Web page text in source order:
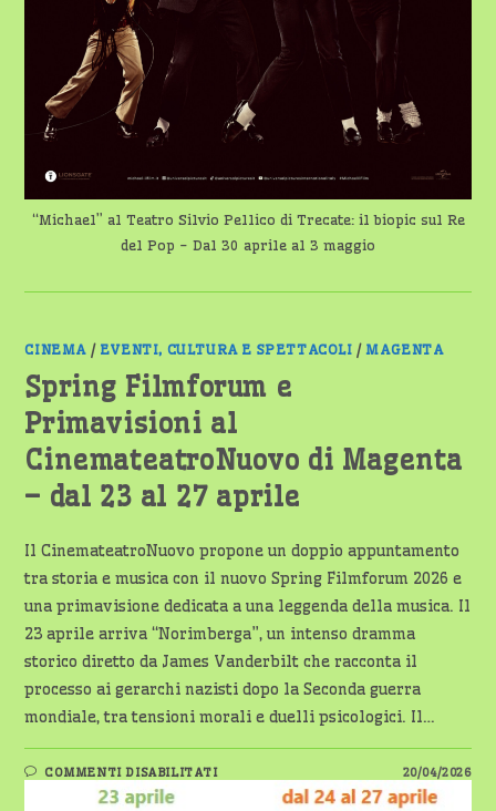
“Michael” al Teatro Silvio Pellico di Trecate: il biopic sul Re
del Pop - Dal 30 aprile al 3 maggio
CINEMA / EVENTI, CULTURA E SPETTACOLI / MAGENTA
Spring Filmforum e
Primavisioni al
CinemateatroNuovo di Magenta
– dal 23 al 27 aprile
Il CinemateatroNuovo propone un doppio appuntamento
tra storia e musica con il nuovo Spring Filmforum 2026 e
una primavisione dedicata a una leggenda della musica. Il
23 aprile arriva “Norimberga”, un intenso dramma
storico diretto da James Vanderbilt che racconta il
processo ai gerarchi nazisti dopo la Seconda guerra
mondiale, tra tensioni morali e duelli psicologici. Il…
COMMENTI DISABILITATISU
SPRING
FILMFORUM
20/04/2026